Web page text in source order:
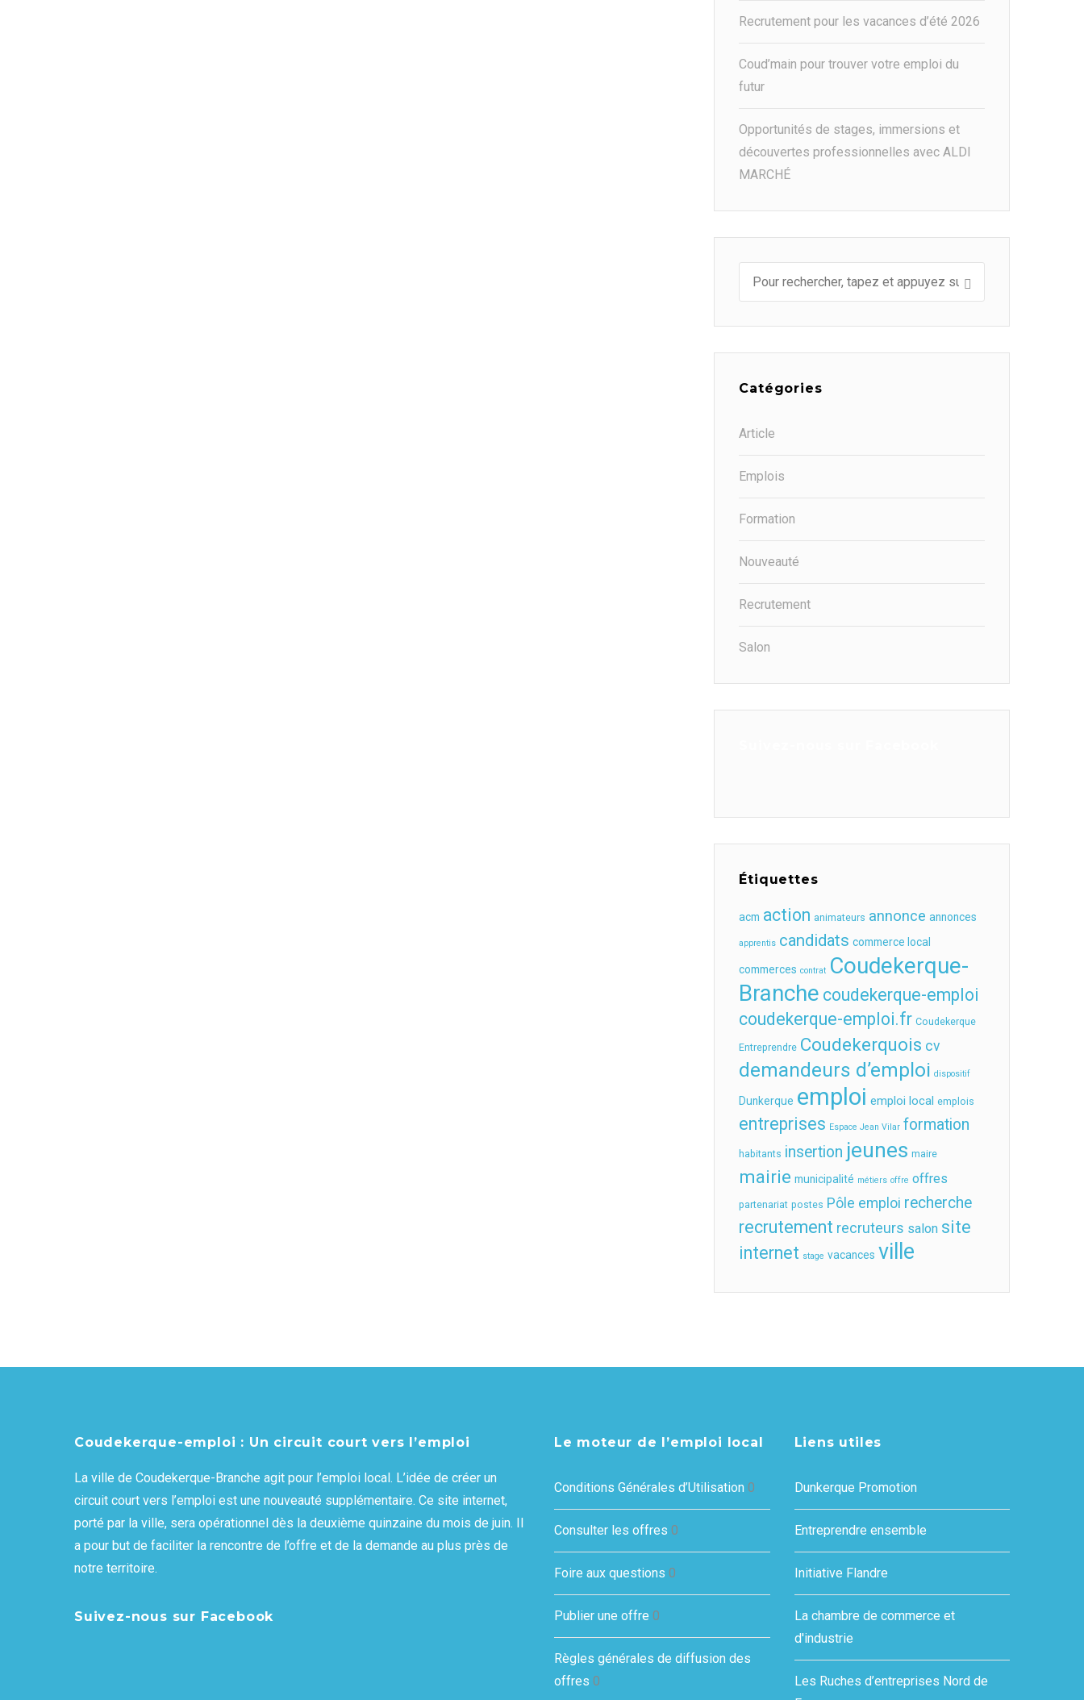
Recrutement pour les vacances d’été 2026
Coud’main pour trouver votre emploi du
futur
Opportunités de stages, immersions et
découvertes professionnelles avec ALDI
MARCHÉ
Catégories
Article
Emplois
Formation
Nouveauté
Recrutement
Salon
Étiquettes
acm action animateurs annonce annonces
apprentis candidats commerce local
commerces contrat Coudekerque-
Branche coudekerque-emploi
coudekerque-emploi.fr Coudekerque
Entreprendre Coudekerquois cv
demandeurs d’emploi dispositif
Dunkerque emploi emploi local emplois
entreprises Espace Jean Vilar formation
habitants insertion jeunes maire
mairie municipalité métiers offre offres
partenariat postes Pôle emploi recherche
recrutement recruteurs salon site
internet stage vacances ville
Coudekerque-emploi : Un circuit court vers l’emploi
La ville de Coudekerque-Branche agit pour l’emploi local. L’idée de créer un
circuit court vers l’emploi est une nouveauté supplémentaire. Ce site internet,
porté par la ville, sera opérationnel dès la deuxième quinzaine du mois de juin. Il
a pour but de faciliter la rencontre de l’offre et de la demande au plus près de
notre territoire.
Suivez-nous sur Facebook
Le moteur de l’emploi local
Conditions Générales d’Utilisation 0
Consulter les offres 0
Foire aux questions 0
Publier une offre 0
Règles générales de diffusion des
offres 0
Liens utiles
Dunkerque Promotion
Entreprendre ensemble
Initiative Flandre
La chambre de commerce et
d'industrie
Les Ruches d’entreprises Nord de